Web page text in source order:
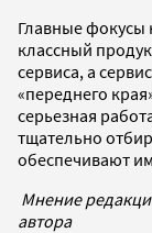
Главные фокусы
классный
сервиса, а
«переднего
серьезная
тщательно
обеспечивают
Мнение
автора